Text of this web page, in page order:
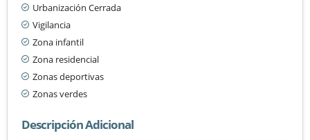
Urbanización Cerrada
Vigilancia
Zona infantil
Zona residencial
Zonas deportivas
Zonas verdes
Descripción Adicional